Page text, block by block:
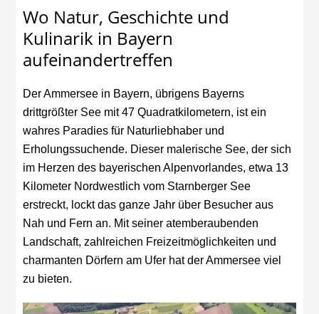
Wo Natur, Geschichte und
Kulinarik in Bayern
aufeinandertreffen
Der Ammersee in Bayern, übrigens Bayerns
drittgrößter See mit 47 Quadratkilometern, ist ein
wahres Paradies für Naturliebhaber und
Erholungssuchende. Dieser malerische See, der sich
im Herzen des bayerischen Alpenvorlandes, etwa 13
Kilometer Nordwestlich vom Starnberger See
erstreckt, lockt das ganze Jahr über Besucher aus
Nah und Fern an. Mit seiner atemberaubenden
Landschaft, zahlreichen Freizeitmöglichkeiten und
charmanten Dörfern am Ufer hat der Ammersee viel
zu bieten.